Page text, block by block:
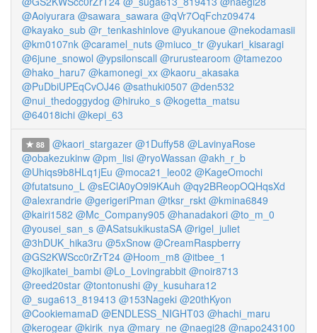
@Aoiyurara @sawara_sawara @qVr7OqFchz09474
@kayako_sub @r_tenkashinlove @yukanoue @nekodamasii
@km0107nk @caramel_nuts @miuco_tr @yukari_kisaragi
@6june_snowol @ypsilonscall @rurustearoom @tamezoo
@hako_haru7 @kamonegi_xx @kaoru_akasaka
@PuDbiUPEqCvOJ46 @sathuki0507 @den532
@nui_thedoggydog @hiruko_s @kogetta_matsu
@64018ichi @kepi_63
88 @kaori_stargazer @1Duffy58 @LavinyaRose
@obakezukinw @pm_lisi @ryoWassan @akh_r_b
@Uhiqs9b8HLq1jEu @moca21_leo02 @KageOmochi
@futatsuno_L @sEClA0yO9l9KAuh @qy2BReopOQHqsXd
@alexrandrie @gerigeriPman @tksr_rskt @kmina6849
@kairi1582 @Mc_Company905 @hanadakori @to_m_0
@yousei_san_s @ASatsukikustaSA @rigel_juliet
@3hDUK_hika3ru @5xSnow @CreamRaspberry
@GS2KWScc0rZrT24 @Hoom_m8 @itbee_1
@kojikatei_bambi @Lo_Lovingrabbit @noir8713
@reed20star @tontonushi @y_kusuhara12
@_suga613_819413 @153Nageki @20thKyon
@CookiemamaD @ENDLESS_NIGHT03 @hachi_maru
@kerogear @kirik_nya @mary_ne @naegi28 @napo243100